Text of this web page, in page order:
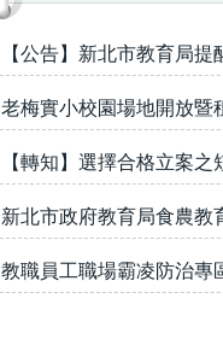
【公告】新北市教育局
老梅實小校園場地開放暨
【轉知】選擇合格立案
新北市政府教育局食農教
教職員工職場霸凌防治專